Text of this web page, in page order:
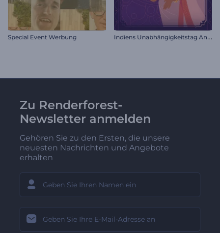
Special Event Werbung I
ndiens Unabhängigkeitstag Animationen
Zu Renderforest-
Newsletter anmelden
Gehören Sie zu den Ersten, die unsere
neuesten Nachrichten und Angebote
erhalten